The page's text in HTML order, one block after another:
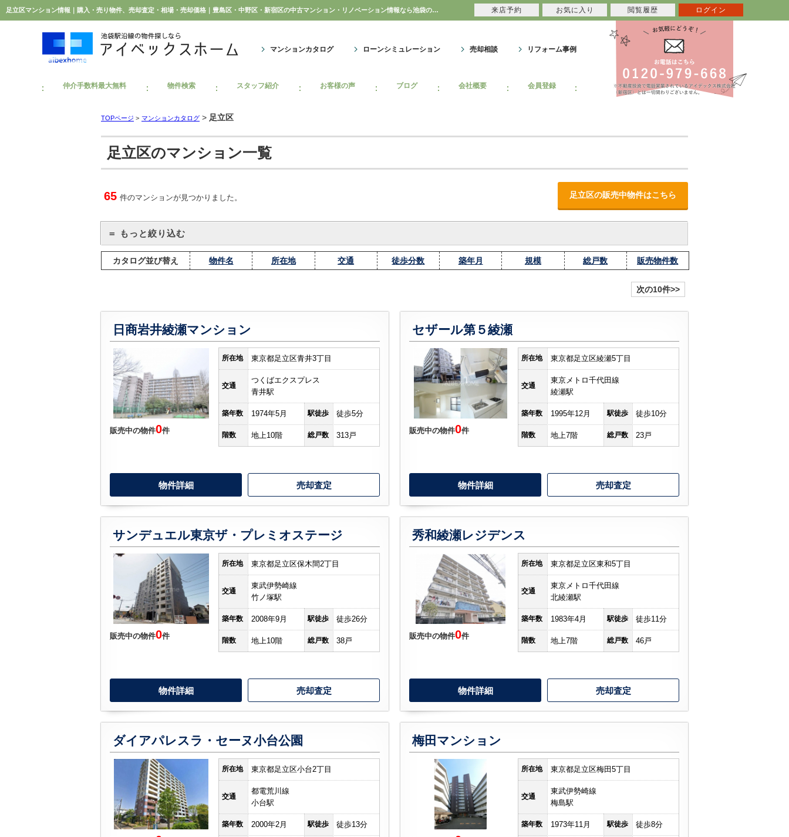
足立区マンション情報｜購入・売り物件、売却査定・相場・売却価格｜豊島区・中野区・新宿区の中古マンション・リノベーション情報なら池袋のアイベックスホーム！
マンションカタログ ローンシミュレーション 売却相談 リフォーム事例
仲介手数料最大無料 物件検索 スタッフ紹介 お客様の声 ブログ 会社概要 会員登録
TOPページ > マンションカタログ > 足立区
足立区のマンション一覧
65 件のマンションが見つかりました。 足立区の販売中物件はこちら
＝ もっと絞り込む
カタログ並び替え 物件名 所在地 交通 徒歩分数 築年月 規模 総戸数 販売物件数
次の10件>>
日商岩井綾瀬マンション
販売中の物件0件
所在地 東京都足立区青井3丁目
交通
つくばエクスプレス
青井駅
築年数 1974年5月 駅徒歩 徒歩5分
階数 地上10階 総戸数 313戸
物件詳細 売却査定
セザール第５綾瀬
販売中の物件0件
所在地 東京都足立区綾瀬5丁目
交通
東京メトロ千代田線
綾瀬駅
築年数 1995年12月 駅徒歩 徒歩10分
階数 地上7階 総戸数 23戸
物件詳細 売却査定
サンデュエル東京ザ・プレミオステージ
販売中の物件0件
所在地 東京都足立区保木間2丁目
交通
東武伊勢崎線
竹ノ塚駅
築年数 2008年9月 駅徒歩 徒歩26分
階数 地上10階 総戸数 38戸
物件詳細 売却査定
秀和綾瀬レジデンス
販売中の物件0件
所在地 東京都足立区東和5丁目
交通
東京メトロ千代田線
北綾瀬駅
築年数 1983年4月 駅徒歩 徒歩11分
階数 地上7階 総戸数 46戸
物件詳細 売却査定
ダイアパレスラ・セーヌ小台公園
所在地 東京都足立区小台2丁目
交通
都電荒川線
小台駅
築年数 2000年2月 駅徒歩 徒歩13分
梅田マンション
所在地 東京都足立区梅田5丁目
交通
東武伊勢崎線
梅島駅
築年数 1973年11月 駅徒歩 徒歩8分
来店予約 お気に入り 閲覧履歴 ログイン